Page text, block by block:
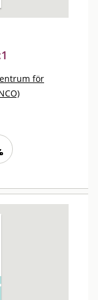
för